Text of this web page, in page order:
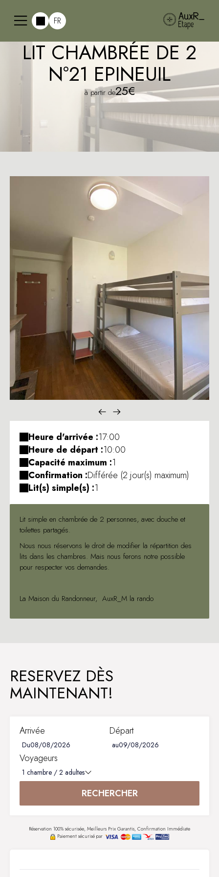
FR
LIT CHAMBRÉE DE 2
N°21 EPINEUIL
à partir de25€
Heure d'arrivée :17:00
Heure de départ :10:00
Capacité maximum :1
Confirmation :Différée (2 jour(s) maximum)
Lit(s) simple(s) :1
Lit simple en chambrée de 2 personnes, avec douche et
toilettes partagés.
Nous nous réservons le droit de modifier la répartition des
lits dans les chambres. Mais nous ferons notre possible
pour respecter vos demandes.
La Maison du Randonneur, AuxR_M la rando
RESERVEZ DÈS
MAINTENANT!
Arrivée
Du
Départ
au
Voyageurs
1 chambre / 2 adultes
RECHERCHER
Réservation 100% sécurisée, Meilleurs Prix Garantis, Confirmation Immédiate
Paiement sécurisé par